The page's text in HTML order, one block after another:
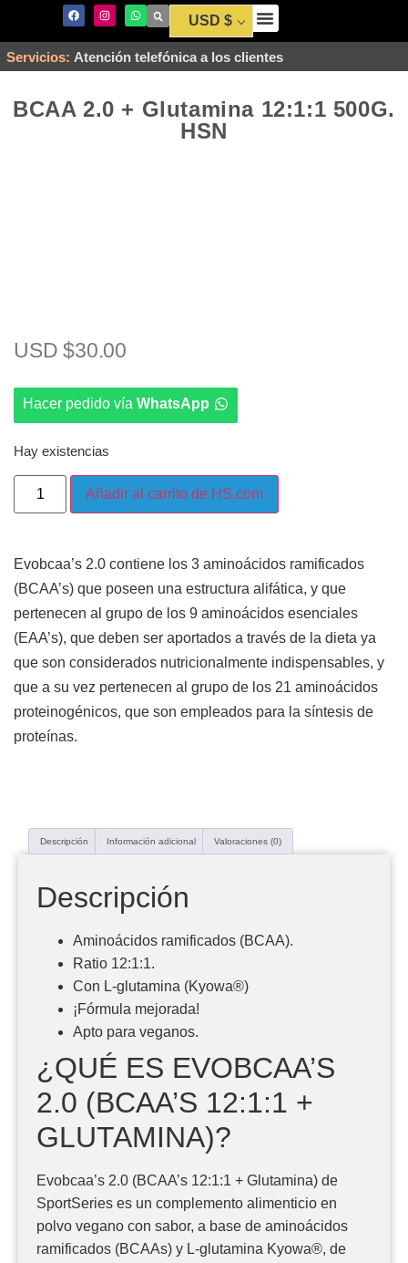
USD $
Servicios: Atención telefónica a los clientes
BCAA 2.0 + Glutamina 12:1:1 500G.
HSN
Evobcaa’s 2.0 contiene los 3 aminoácidos ramificados
(BCAA’s) que poseen una estructura alifática, y que
pertenecen al grupo de los 9 aminoácidos esenciales
(EAA’s), que deben ser aportados a través de la dieta ya
que son considerados nutricionalmente indispensables, y
que a su vez pertenecen al grupo de los 21 aminoácidos
proteinogénicos, que son empleados para la síntesis de
proteínas.
USD $30.00
Hay existencias
Añadir al carrito de HS.com
Hacer pedido vía WhatsApp
Descripción Información adicional Valoraciones (0)
Descripción
Aminoácidos ramificados (BCAA).
Ratio 12:1:1.
Con L-glutamina (Kyowa®)
¡Fórmula mejorada!
Apto para veganos.
¿QUÉ ES EVOBCAA’S
2.0 (BCAA’S 12:1:1 +
GLUTAMINA)?
Evobcaa’s 2.0 (BCAA’s 12:1:1 + Glutamina) de
SportSeries es un complemento alimenticio en
polvo vegano con sabor, a base de aminoácidos
ramificados (BCAAs) y L-glutamina Kyowa®, de